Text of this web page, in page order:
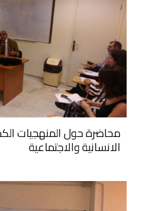
محاضرة حول المنهجيات
الانسانية والاجتماعية